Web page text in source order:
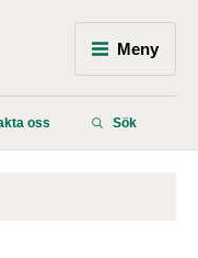
Meny
oss Sök